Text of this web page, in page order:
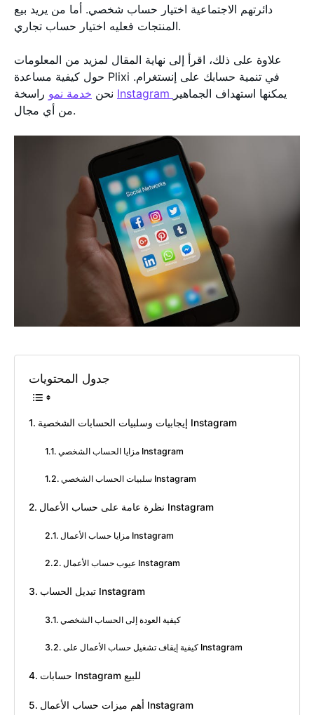
دائرتهم الاجتماعية اختيار حساب شخصي. أما من يريد بيع
المنتجات فعليه اختيار حساب تجاري.
علاوة على ذلك، اقرأ إلى نهاية المقال لمزيد من المعلومات
حول كيفية مساعدة Plixi في تنمية حسابك على إنستغرام.
نحن خدمة نمو Instagram يمكنها استهداف الجماهير
من أي مجال.
جدول المحتويات
إيجابيات وسلبيات الحسابات الشخصية Instagram
مزايا الحساب الشخصي Instagram
سلبيات الحساب الشخصي Instagram
نظرة عامة على حساب الأعمال Instagram
مزايا حساب الأعمال Instagram
عيوب حساب الأعمال Instagram
تبديل الحساب Instagram
كيفية العودة إلى الحساب الشخصي
كيفية إيقاف تشغيل حساب الأعمال على Instagram
حسابات Instagram للبيع
أهم ميزات حساب الأعمال Instagram